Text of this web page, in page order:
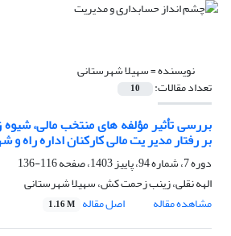
نویسنده =سهیلا شهرستانی
تعداد مقالات: 10
بررسی تأثیر مؤلفه های منتخب مالی،
بر رفتار مدیر یت مالی کارکنان اداره راه
دوره 7، شماره 94، پاییز 1403، صفحه
116-136
الهه نقلی، زینب زحمت کش، سهیلا شهرستانی
مشاهده مقاله
اصل مقاله 1.16 M